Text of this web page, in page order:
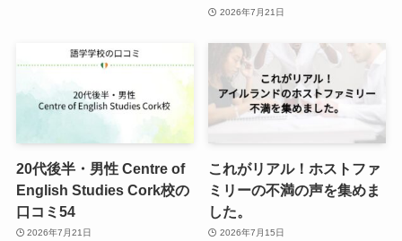
2026年7月21日
20代後半・男性 Centre of
English Studies Cork校の
口コミ54
2026年7月21日
これがリアル！ホストファ
ミリーの不満の声を集めま
した。
2026年7月15日